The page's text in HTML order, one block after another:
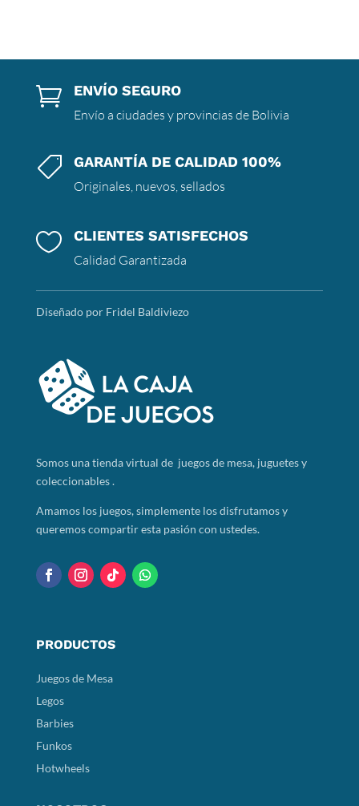
 ENVÍO SEGURO
Envío a ciudades y provincias de Bolivia
 GARANTÍA DE CALIDAD 100%
Originales, nuevos, sellados
 CLIENTES SATISFECHOS
Calidad Garantizada
Diseñado por Fridel Baldiviezo
Somosuna tienda virtual de juegos de mesa, juguetes y
coleccionables .
Amamos los juegos, simplemente los disfrutamos y
queremos compartir esta pasión con ustedes.
PRODUCTOS
Juegos de Mesa
Legos
Barbies
Funkos
Hotwheels